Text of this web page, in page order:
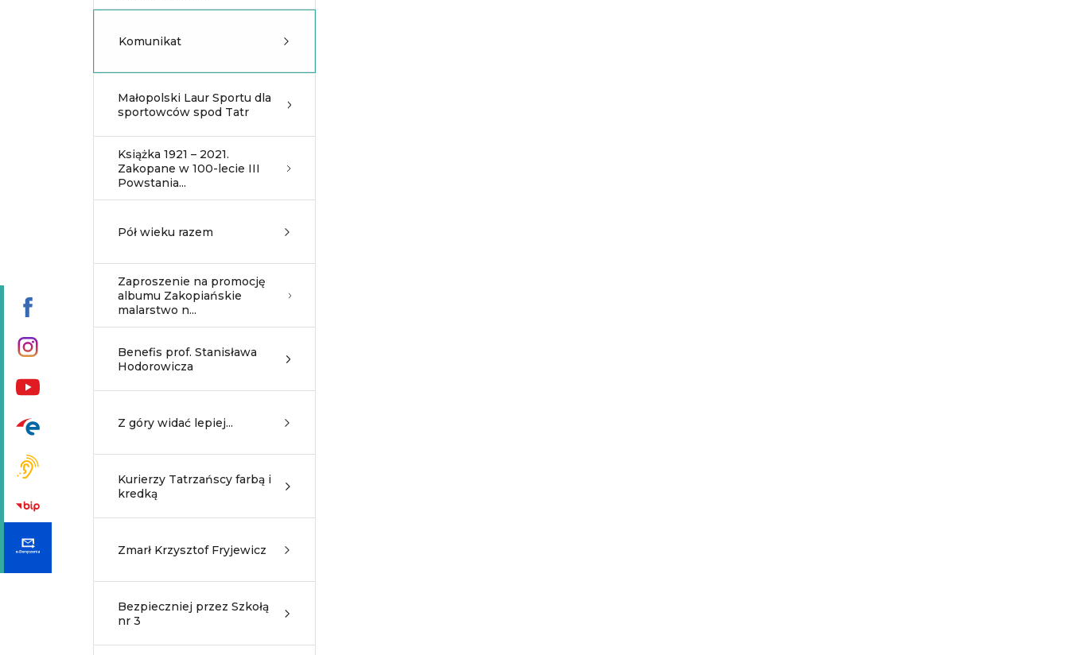
Komunikat
Małopolski Laur Sportu dla
sportowców spod Tatr
Książka 1921 – 2021.
Zakopane w 100-lecie III
Powstania...
Pół wieku razem
Zaproszenie na promocję
albumu Zakopiańskie
malarstwo n...
Benefis prof. Stanisława
Hodorowicza
Z góry widać lepiej...
Kurierzy Tatrzańscy farbą i
kredką
Zmarł Krzysztof Fryjewicz
Bezpieczniej przez Szkołą
nr 3